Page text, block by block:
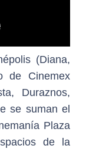
(Diana,
de Cinemex
Duraznos,
se suman el
Plaza
de la